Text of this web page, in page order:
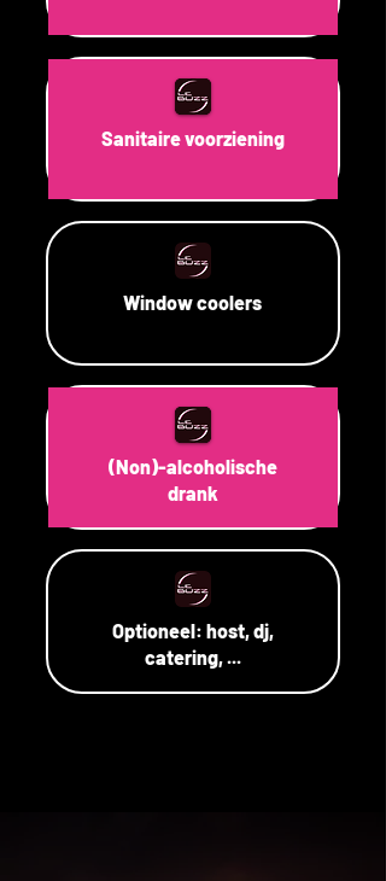
Sanitaire voorziening
Window coolers
(Non)-alcoholische
drank
Optioneel: host, dj,
catering, ...